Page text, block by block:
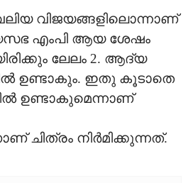
വിജയങ്ങളിലൊന്നാണ്
എംപി ആയ ശേഷം
ലേലം 2. ആദ്യ
ഉണ്ടാകും. ഇതു കൂടാതെ
ഉണ്ടാകുമെന്നാണ്
ചിത്രം നിര്‍മിക്കുന്നത്.